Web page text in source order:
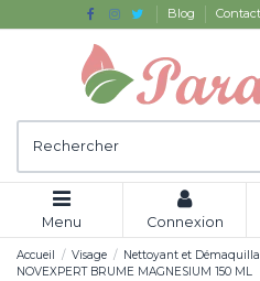
Blog
Menu Connexion
Accueil Visage Nettoyant et
NOVEXPERT BRUME MAGNESIUM 150 ML